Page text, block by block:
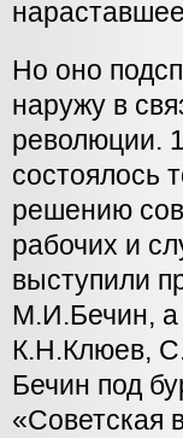
Но оно
наружу в
революции.
состоялось
решению
рабочих и
выступили
М.И.Бечин,
К.Н.Клюев,
Бечин под
«Советская